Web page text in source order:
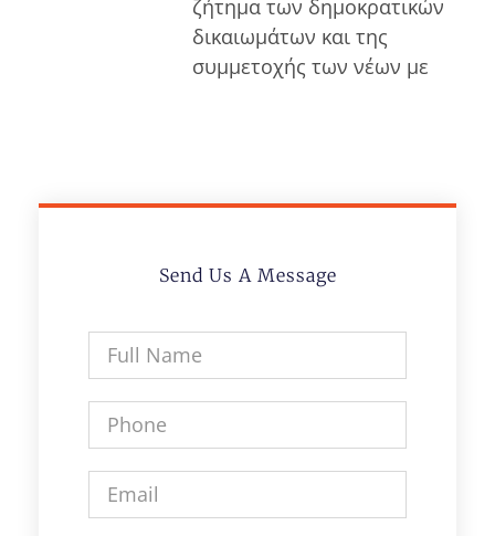
ζήτημα των δημοκρατικών
δικαιωμάτων και της
συμμετοχής των νέων με
Send Us A Message